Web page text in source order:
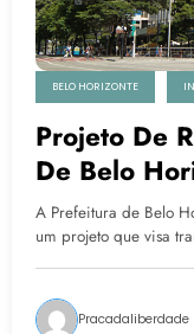
BELO HORIZONTE
Projeto De
De Belo
Construção
A Prefeitura de Belo
um projeto que visa
Pracadaliberdade